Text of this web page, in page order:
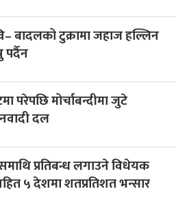
बादलको टुक्रामा जहाज हल्लिन
परेपछि मोर्चाबन्दीमा जुटे
दल
प्रतिबन्ध लगाउने विधेयक
५ देशमा शतप्रतिशत भन्सार